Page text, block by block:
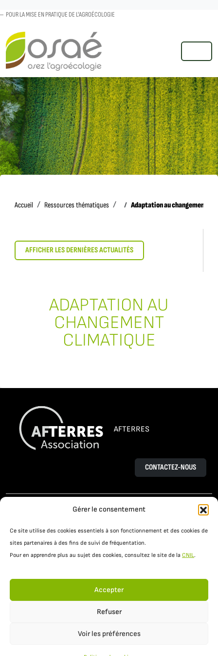
Gérer le consentement
Ce site utilise des cookies essentiels à son fonctionnement et des cookies de
sites partenaires à des fins de suivi de fréquentation.
Pour en apprendre plus au sujet des cookies, consultez le site de la CNIL.
Accepter
Refuser
Voir les préférences
POUR LA MISE EN PRATIQUE DE L'AGROÉCOLOGIE
MENU
Accueil AccueilRessources thématiques Adaptation au changement
AFFICHER LES DERNIÈRES ACTUALITÉS
ADAPTATION AU
CHANGEMENT
CLIMATIQUE
AFTERRES
CONTACTEZ-NOUS
L’AGROÉCOLOGIE
LE PROJET OSAÉ
PRATIQUES AGROÉCOLOGIQUES
RESSOURCES